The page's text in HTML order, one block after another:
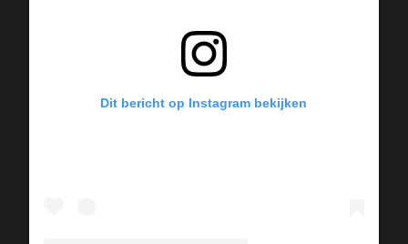
Dit bericht op Instagram bekijken